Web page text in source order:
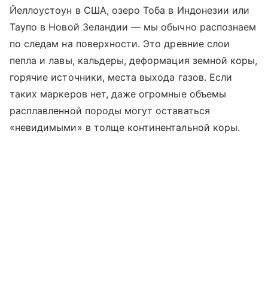
Йеллоустоун в США, озеро Тоба в Индонезии или
Таупо в Новой Зеландии — мы обычно распознаем
по следам на поверхности. Это древние слои
пепла и лавы, кальдеры, деформация земной коры,
горячие источники, места выхода газов. Если
таких маркеров нет, даже огромные объемы
расплавленной породы могут оставаться
«невидимыми» в толще континентальной коры.